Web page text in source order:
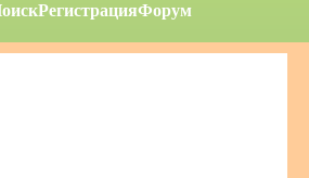
РегистрацияФорум